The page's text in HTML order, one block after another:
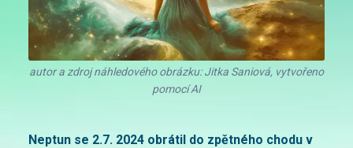
autor a zdroj náhledového obrázku: Jitka Saniová, vytvořeno
pomocí AI
Neptun se 2.7. 2024 obrátil do zpětného chodu v